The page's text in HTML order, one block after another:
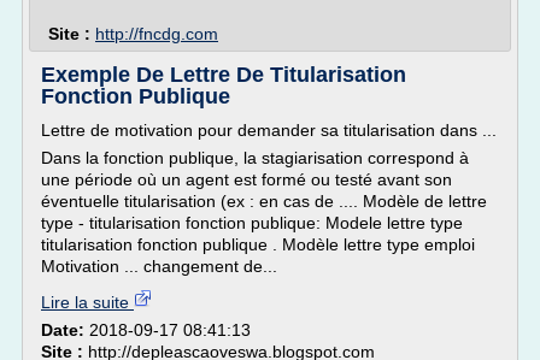
Site : http://fncdg.com
Exemple De Lettre De Titularisation
Fonction Publique
Lettre de motivation pour demander sa titularisation dans ...
Dans la fonction publique, la stagiarisation correspond à
une période où un agent est formé ou testé avant son
éventuelle titularisation (ex : en cas de .... Modèle de lettre
type - titularisation fonction publique: Modele lettre type
titularisation fonction publique . Modèle lettre type emploi
Motivation ... changement de...
Lire la suite
Date: 2018-09-17 08:41:13
Site : http://depleascaoveswa.blogspot.com